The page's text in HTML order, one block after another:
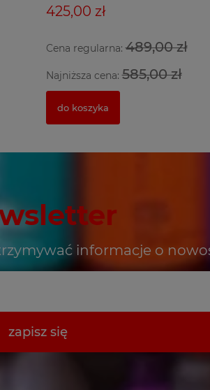
425,00 zł
Cena regularna:489,00 zł
Najniższa cena:585,00 zł
do koszyka
informacje o
zapisz się